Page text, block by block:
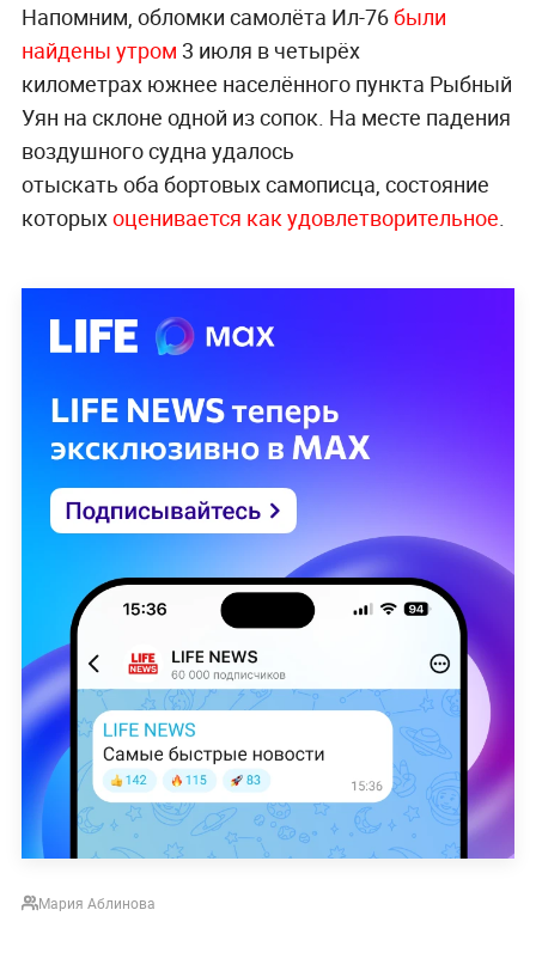
Напомним, обломки самолёта Ил-76были
найдены утром 3 июля в четырёх
километрах южнее населённого пункта Рыбный
Уян на склоне одной из сопок. На месте падения
воздушного судна удалось
отыскать оба бортовых самописца, состояние
которыхоценивается как удовлетворительное
Мария Аблинова